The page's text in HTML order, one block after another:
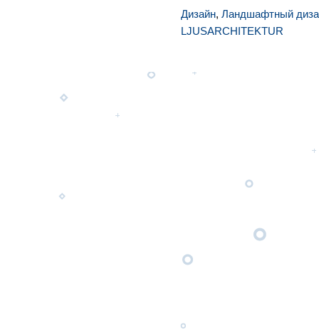
Дизайн, Ландшафтный
LJUSARCHITEKTUR